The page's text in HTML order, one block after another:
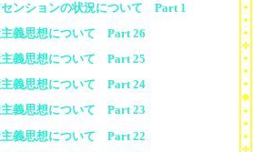
センションの状況について Part 1
義思想について Part 26
義思想について Part 25
主義思想について Part 24
義思想について Part 23
義思想について Part 22